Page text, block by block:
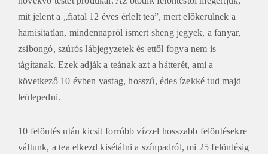
mit jelent a „fiatal 12 éves érlelt tea”, mert előkerülnek a
hamisítatlan, mindennapról ismert sheng jegyek, a fanyar,
zsibongó, szúrós lábjegyzetek és ettől fogva nem is
tágítanak. Ezek adják a teának azt a hátterét, ami a
következő 10 évben vastag, hosszú, édes ízekké tud majd
leülepedni.
10 felöntés után kicsit forróbb vízzel hosszabb felöntésekre
váltunk, a tea elkezd kisétálni a színpadról, mi 25 felöntésig